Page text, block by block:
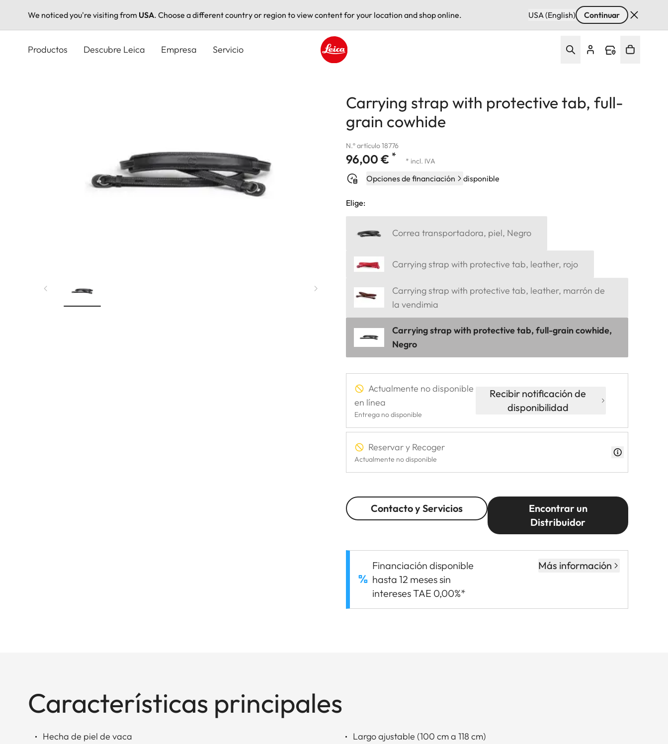
We noticed you're visiting from USA. Choose a different country or region to view content for your location and shop online. USA (English) Continuar
Productos Descubre Leica Empresa Servicio
Carrying strap with protective tab, full-
grain cowhide
N.º artículo 18776
96,00 € * * incl. IVA
Opciones de financiación disponible
Elige:
Correa transportadora, piel, Negro
Carrying strap with protective tab, leather, rojo
Carrying strap with protective tab, leather, marrón de
la vendimia
Carrying strap with protective tab, full-grain cowhide,
Negro
Actualmente no disponible
en línea
Entrega no disponible
Recibir notificación de
disponibilidad
Reservar y Recoger
Actualmente no disponible
Contacto y Servicios
Encontrar un
Distribuidor
Financiación disponible
hasta 12 meses sin
intereses TAE 0,00%*
Más información
Características principales
Hecha de piel de vaca
Largo ajustable (100 cm a 118 cm)